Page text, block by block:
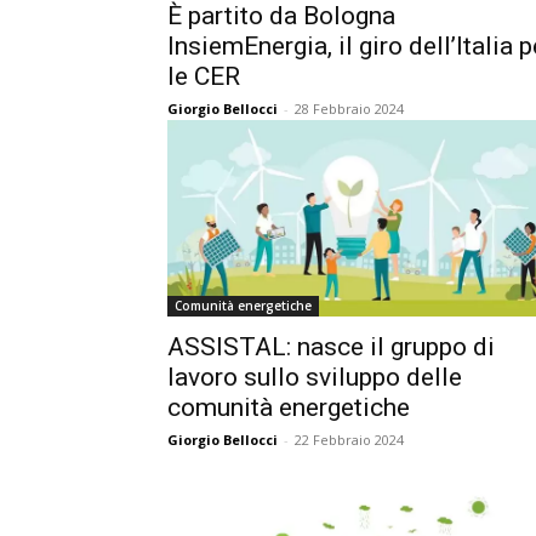
È partito da Bologna
InsiemEnergia, il giro dell’Italia
le CER
Giorgio Bellocci - 28 Febbraio 2024
Comunità energetiche
ASSISTAL: nasce il gruppo di
lavoro sullo sviluppo delle
comunità energetiche
Giorgio Bellocci - 22 Febbraio 2024